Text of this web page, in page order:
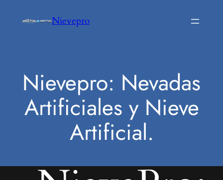
Nievepro
Nievepro: Nevadas
Artificiales y Nieve
Artificial.